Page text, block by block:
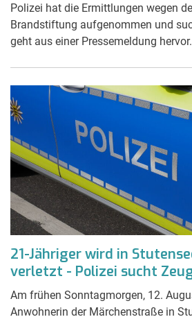
Polizei hat die Ermittlungen wegen
Brandstiftung aufgenommen und
geht aus einer Pressemeldung hervor.
21-Jähriger wird in
verletzt - Polizei sucht
Am frühen Sonntagmorgen, 12.
Anwohnerin der Märchenstraße in